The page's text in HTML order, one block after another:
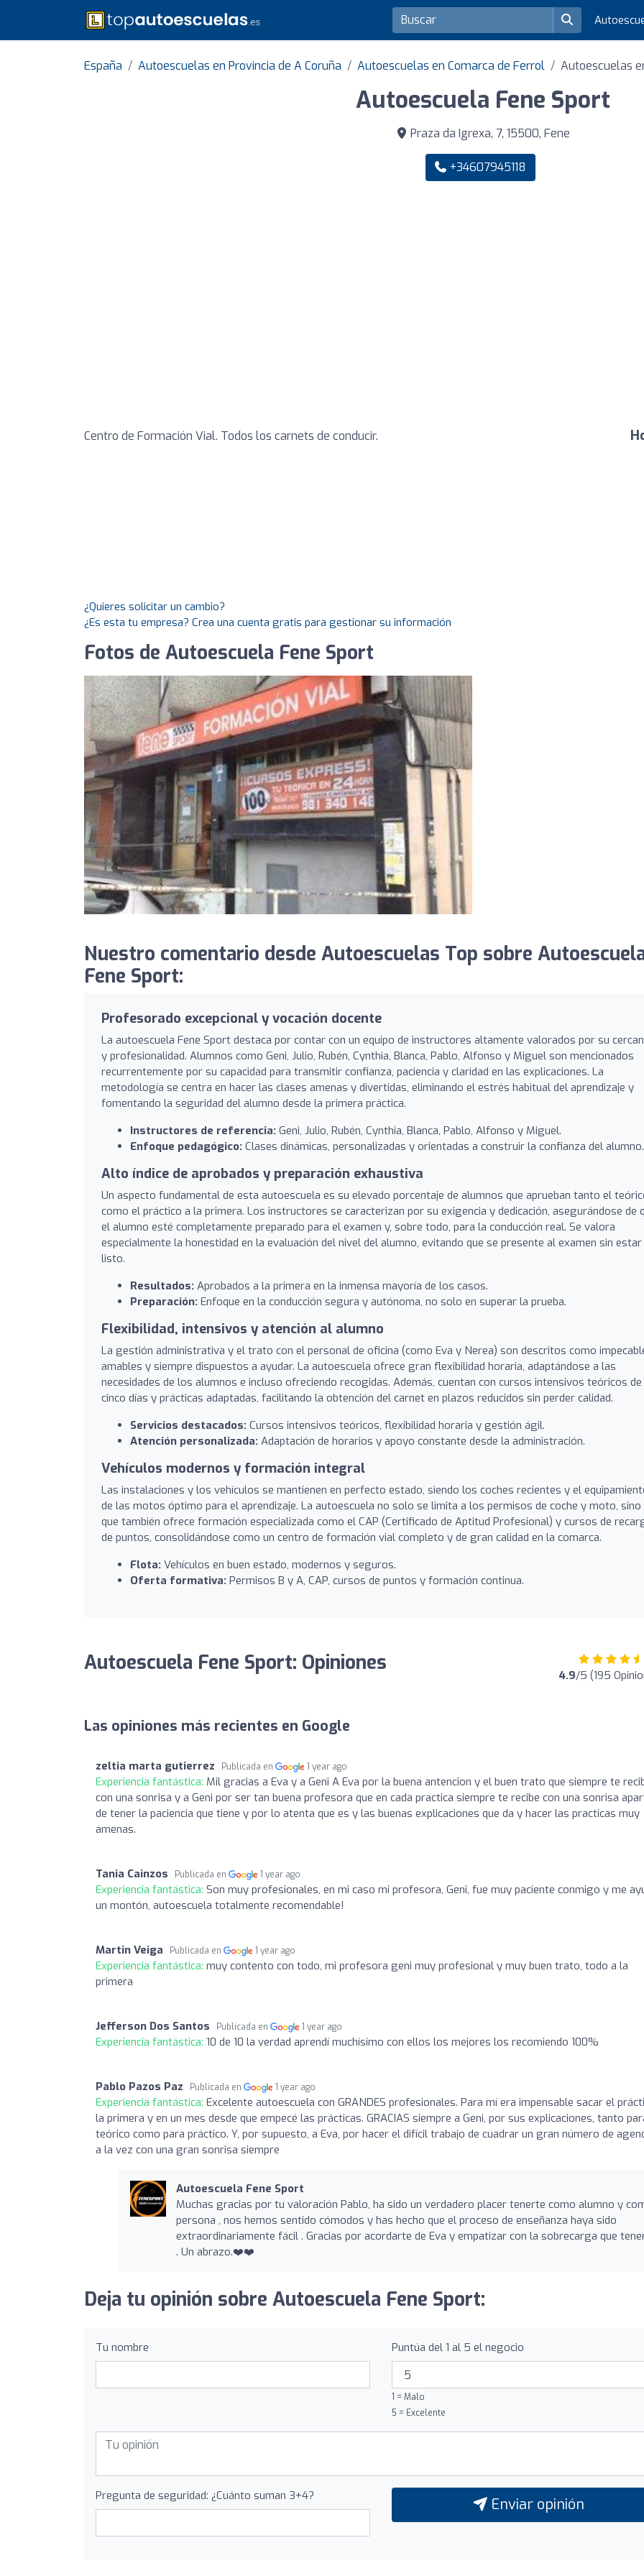
España Autoescuelas en Provincia de A Coruña Autoescuelas en Comarca de Ferrol Autoescuelas
Autoescuela Fene Sport
Praza da Igrexa, 7, 15500, Fene
+34607945118
Centro de Formación Vial. Todos los carnets de conducir.
¿Quieres solicitar un cambio?
¿Es esta tu empresa? Crea una cuenta gratis para gestionar su información
Fotos de Autoescuela Fene Sport
Nuestro comentario desde Autoescuelas Top sobre
Fene Sport:
Profesorado excepcional y vocación docente
La autoescuela Fene Sport destaca por contar con un equipo de instructores altamente valorados por su
y profesionalidad. Alumnos como Geni, Julio, Rubén, Cynthia, Blanca, Pablo, Alfonso y Miguel son mencionados
recurrentemente por su capacidad para transmitir confianza, paciencia y claridad en las explicaciones. La
metodología se centra en hacer las clases amenas y divertidas, eliminando el estrés habitual del aprendizaje y
fomentando la seguridad del alumno desde la primera práctica.
Instructores de referencia: Geni, Julio, Rubén, Cynthia, Blanca, Pablo, Alfonso y Miguel.
Enfoque pedagógico: Clases dinámicas, personalizadas y orientadas a construir la confianza del alumno.
Alto índice de aprobados y preparación exhaustiva
Un aspecto fundamental de esta autoescuela es su elevado porcentaje de alumnos que aprueban tanto el
como el práctico a la primera. Los instructores se caracterizan por su exigencia y dedicación, asegurándose de
el alumno esté completamente preparado para el examen y, sobre todo, para la conducción real. Se valora
especialmente la honestidad en la evaluación del nivel del alumno, evitando que se presente al examen sin estar
listo.
Resultados: Aprobados a la primera en la inmensa mayoría de los casos.
Preparación: Enfoque en la conducción segura y autónoma, no solo en superar la prueba.
Flexibilidad, intensivos y atención al alumno
La gestión administrativa y el trato con el personal de oficina (como Eva y Nerea) son descritos como
amables y siempre dispuestos a ayudar. La autoescuela ofrece gran flexibilidad horaria, adaptándose a las
necesidades de los alumnos e incluso ofreciendo recogidas. Además, cuentan con cursos intensivos teóricos de
cinco días y prácticas adaptadas, facilitando la obtención del carnet en plazos reducidos sin perder calidad.
Servicios destacados: Cursos intensivos teóricos, flexibilidad horaria y gestión ágil.
Atención personalizada: Adaptación de horarios y apoyo constante desde la administración.
Vehículos modernos y formación integral
Las instalaciones y los vehículos se mantienen en perfecto estado, siendo los coches recientes y el
de las motos óptimo para el aprendizaje. La autoescuela no solo se limita a los permisos de coche y moto, sino
que también ofrece formación especializada como el CAP (Certificado de Aptitud Profesional) y cursos de
de puntos, consolidándose como un centro de formación vial completo y de gran calidad en la comarca.
Flota: Vehículos en buen estado, modernos y seguros.
Oferta formativa: Permisos B y A, CAP, cursos de puntos y formación continua.
Autoescuela Fene Sport: Opiniones 4.9/5 (195
Las opiniones más recientes en Google
zeltia marta gutierrez Publicada en 1 year ago
Experiencia fantástica: Mil gracias a Eva y a Geni A Eva por la buena antencion y el buen trato que siempre te
con una sonrisa y a Geni por ser tan buena profesora que en cada practica siempre te recibe con una sonrisa
de tener la paciencia que tiene y por lo atenta que es y las buenas explicaciones que da y hacer las practicas muy
amenas.
Tania Cainzos Publicada en 1 year ago
Experiencia fantástica: Son muy profesionales, en mi caso mi profesora, Geni, fue muy paciente conmigo y me
un montón, autoescuela totalmente recomendable!
Martin Veiga Publicada en 1 year ago
Experiencia fantástica: muy contento con todo, mi profesora geni muy profesional y muy buen trato, todo a la
primera
Jefferson Dos Santos Publicada en 1 year ago
Experiencia fantástica: 10 de 10 la verdad aprendí muchísimo con ellos los mejores los recomiendo 100%
Pablo Pazos Paz Publicada en 1 year ago
Experiencia fantástica: Excelente autoescuela con GRANDES profesionales. Para mí era impensable sacar el
la primera y en un mes desde que empecé las prácticas. GRACIAS siempre a Geni, por sus explicaciones, tanto
teórico como para práctico. Y, por supuesto, a Eva, por hacer el difícil trabajo de cuadrar un gran número de
a la vez con una gran sonrisa siempre
Autoescuela Fene Sport
Muchas gracias por tu valoración Pablo, ha sido un verdadero placer tenerte como alumno y
persona , nos hemos sentido cómodos y has hecho que el proceso de enseñanza haya sido
extraordinariamente fácil . Gracias por acordarte de Eva y empatizar con la sobrecarga que
. Un abrazo.❤️❤️
Deja tu opinión sobre Autoescuela Fene Sport:
Tu nombre Puntúa del 1 al 5 el negocio
1 = Malo
5 = Excelente
Pregunta de seguridad: ¿Cuánto suman 3+4? Enviar opinión